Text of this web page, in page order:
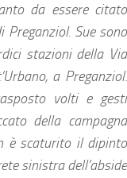
da essere citato
Sue sono
stazioni della Via
a Preganziol.
volti e gesti
della campagna
è scaturito il dipinto
sinistra dell’abside